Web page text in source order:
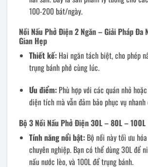
100-200 bát/ngày.
Nồi Nấu Phở Điện 2 Ngăn – Giải Pháp Đa
Gian Hẹp
Thiết kế:Hai ngăn tách biệt, cho phép
trụng bánh phở cùng lúc.
Ưu điểm:Phù hợp với các quán nhỏ
diện tích mà vẫn đảm bảo phục vụ nhanh
Bộ 3 Nồi Nấu Phở Điện 30L – 80L – 100L
Tính năng nổi bật:Bộ nồi này tối ưu
chuyên nghiệp. Bạn có thể dùng 30L để
nấu nước lèo, và 100L để trụng bánh.